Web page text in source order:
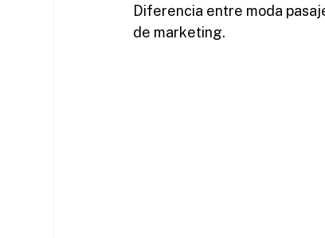
Diferencia entre moda
de marketing.